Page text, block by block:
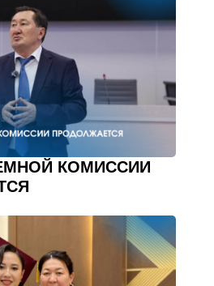
КОМИССИИ